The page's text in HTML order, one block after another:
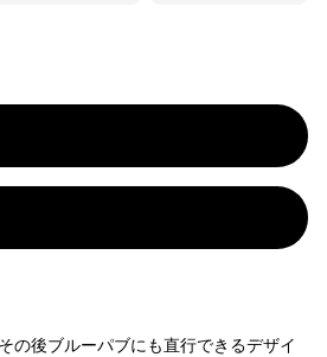
の後ブルーパブにも直行できるデザイ